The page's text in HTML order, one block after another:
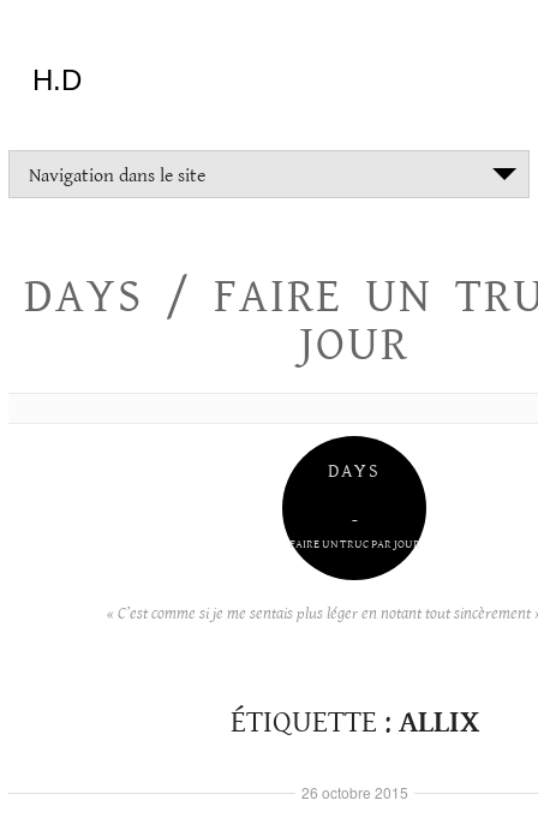
H.D
tout
essayer
Navigation dans le site
DAYS / FAIRE UN
JOUR
DAYS
–
FAIRE UN TRUC PAR JOUR
« C’est comme si je me sentais plus léger en notant tout sincèrement
ÉTIQUETTE : ALLIX
26 octobre 2015